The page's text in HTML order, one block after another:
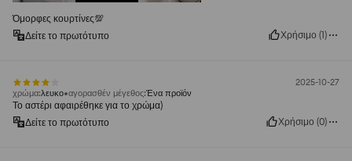
Όμορφες κουρτίνες💯
Δείτε το πρωτότυπο
Χρήσιμο (1)
2025-10-27
χρώμα:λευκο αγορασθέν μέγεθος:Ένα προϊόν
Το αστέρι αφαιρέθηκε για το χρώμα)
Δείτε το πρωτότυπο
Χρήσιμο (0)